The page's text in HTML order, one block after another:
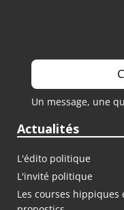
Un message, une
Actualités
L'édito politique
L'invité politique
Les courses hippiques